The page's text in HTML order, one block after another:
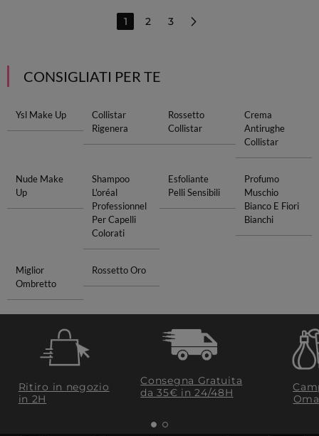
1 2 3
CONSIGLIATI PER TE
Ysl Make Up
Collistar
Rigenera
Rossetto
Collistar
Crema
Antirughe
Collistar
Nude Make
Up
Shampoo
L'oréal
Professionnel
Per Capelli
Colorati
Esfoliante
Pelli Sensibili
Profumo
Muschio
Bianco E Fiori
Bianchi
Miglior
Ombretto
Rossetto Oro
Ritiro in negozio
in 2H
Consegna Gratuita
da 35€​ in 24/48H